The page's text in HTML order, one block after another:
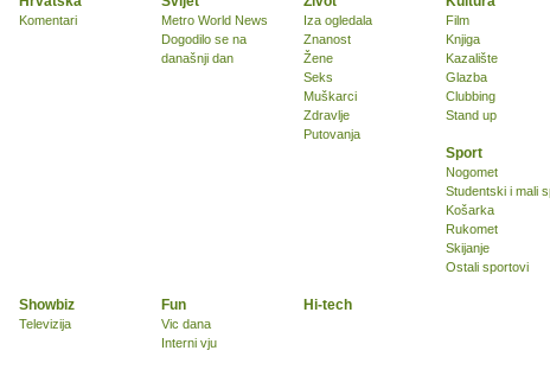
Komentari
Metro World News
Dogodilo se na
današnji dan
Iza ogledala
Znanost
Žene
Seks
Muškarci
Zdravlje
Putovanja
Film
Knjiga
Kazalište
Glazba
Clubbing
Stand up
Sport
Nogomet
Studentski i mali
Košarka
Rukomet
Skijanje
Ostali sportovi
Showbiz
Televizija
Fun
Vic dana
Interni vju
Hi-tech